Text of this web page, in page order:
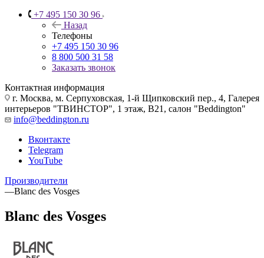
+7 495 150 30 96
Назад
Телефоны
+7 495 150 30 96
8 800 500 31 58
Заказать звонок
Контактная информация
г. Москва, м. Серпуховская, 1-й Щипковский пер., 4, Галерея
интерьеров "ТВИНСТОР", 1 этаж, B21, салон "Beddington"
info@beddington.ru
Вконтакте
Telegram
YouTube
Производители
—Blanc des Vosges
Blanc des Vosges